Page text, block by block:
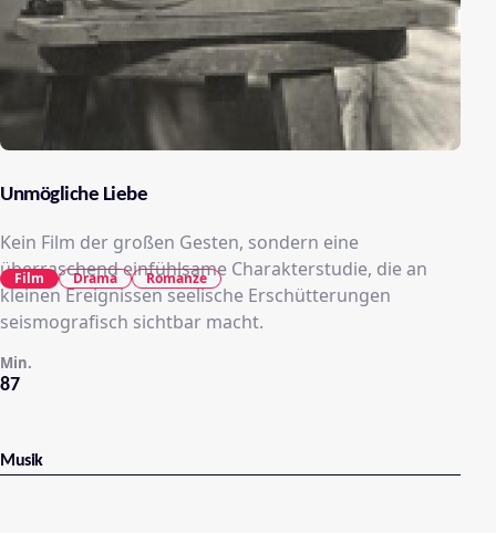
Unmögliche Liebe
Kein Film der großen Gesten, sondern eine
überraschend einfühlsame Charakterstudie, die an
kleinen Ereignissen seelische Erschütterungen
seismografisch sichtbar macht.
87
Min.
Film Drama Romanze
Musik